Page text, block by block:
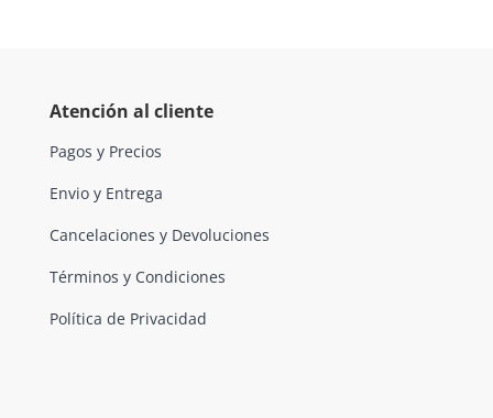
Atención al cliente
Pagos y Precios
Envio y Entrega
Cancelaciones y Devoluciones
Términos y Condiciones
Política de Privacidad